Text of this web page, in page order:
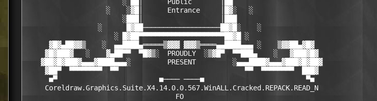
                    ░    ░▓█│      Entrance     │█▓░   ░
                        ░███│                   │███
                  ░      █▓██───────────────────██▓█░    ░
                      ░ █▓██▀▀▀▀▀▀▀▀▀▀▀▀▀▀▀▀▀▀▀▀▀██▓█ ░
      ▓█▓▄██▓▓▒    ░  ▄▄████▄═════▒▓▓▓ ▓▓▓▒════▄▄████▄▄▄ ░    ▒▓▓██▄▓█▓
     ▓█▓███▓   ░    ▓▄██▀▀  ▀█▓▒░  PROUDLY  ░▒▓█▀  ▀▀███▄    ░   ▓███▓█▓
    ▓██▓█▓███▓▄▄▄▓████▄▄▄░         PRESENT         ░▄▄▄████▓▄▄▄▓███▓█▓██▓
     ▓██▀  ▀▀▀▀▀▀▀▀  ▀▀                               ▀▀  ▀▀▀▀▀▀▀▀  ███▓
      ■▀                         ■──── ────■                         ▀■
     Coreldraw.Graphics.Suite.X4.14.0.0.567.WinALL.Cracked.REPACK.READ_N
                                     FO